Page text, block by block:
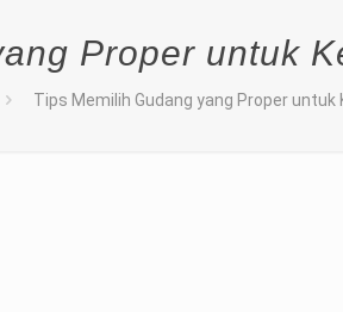
Proper untuk
Tips Memilih Gudang yang Proper untuk